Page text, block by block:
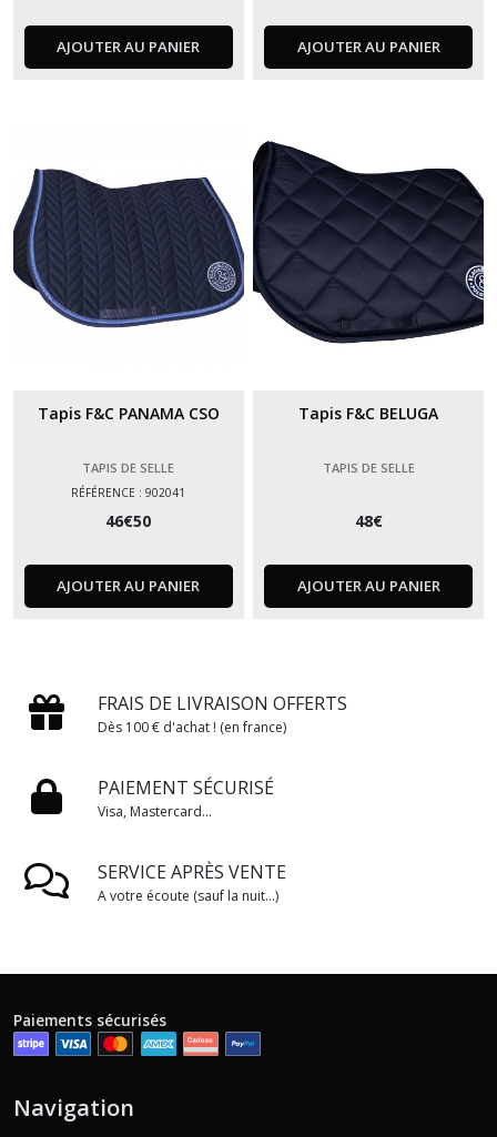
AJOUTER AU PANIER AJOUTER AU PANIER
Tapis F&C PANAMA CSO
TAPIS DE SELLE
RÉFÉRENCE : 902041
46€50
AJOUTER AU PANIER
Tapis F&C BELUGA
TAPIS DE SELLE
48€
AJOUTER AU PANIER
FRAIS DE LIVRAISON OFFERTS
Dès 100 € d'achat ! (en france)
PAIEMENT SÉCURISÉ
Visa, Mastercard...
SERVICE APRÈS VENTE
A votre écoute (sauf la nuit...)
Paiements sécurisés
Navigation